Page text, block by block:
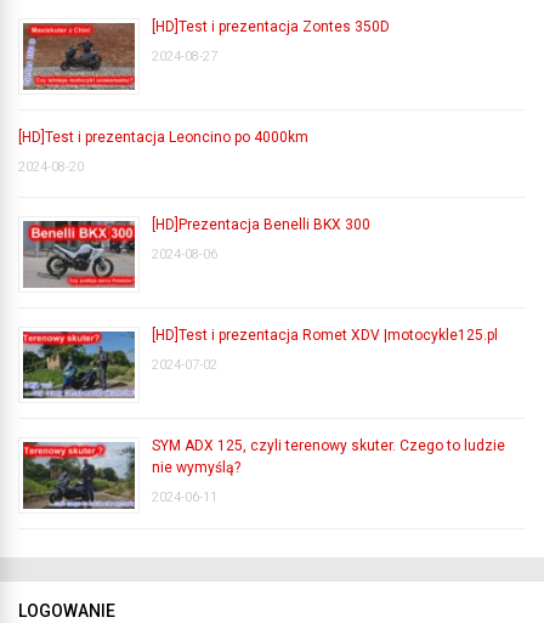
[HD]Test i prezentacja Zontes 350D
2024-08-27
[HD]Test i prezentacja Leoncino po 4000km
2024-08-20
[HD]Prezentacja Benelli BKX 300
2024-08-06
[HD]Test i prezentacja Romet XDV |motocykle125.pl
2024-07-02
SYM ADX 125, czyli terenowy skuter. Czego to ludzie
nie wymyślą?
2024-06-11
LOGOWANIE